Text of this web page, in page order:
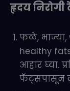
हृदय निरोगी
फळे, भाज्या,
healthy
आहार घ्या.
फॅट्सपासून